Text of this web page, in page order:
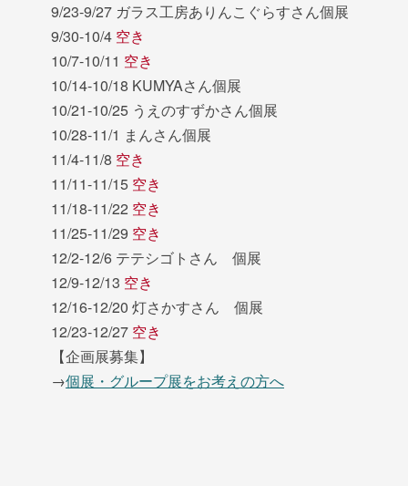
9/23-9/27 ガラス工房ありんこぐらすさん個展
9/30-10/4 空き
10/7-10/11 空き
10/14-10/18 KUMYAさん個展
10/21-10/25 うえのすずかさん個展
10/28-11/1 まんさん個展
11/4-11/8 空き
11/11-11/15 空き
11/18-11/22 空き
11/25-11/29 空き
12/2-12/6 テテシゴトさん 個展
12/9-12/13 空き
12/16-12/20 灯さかすさん 個展
12/23-12/27 空き
【企画展募集】
→個展・グループ展をお考えの方へ